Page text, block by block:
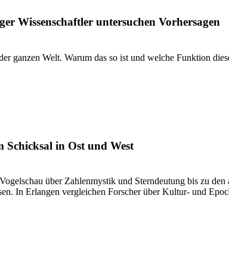
Wissenschaftler untersuchen Vorhersagen
ganzen Welt. Warum das so ist und welche Funktion
in Ost und West
über Zahlenmystik und Sterndeutung bis zu den
In Erlangen vergleichen Forscher über Kultur- und